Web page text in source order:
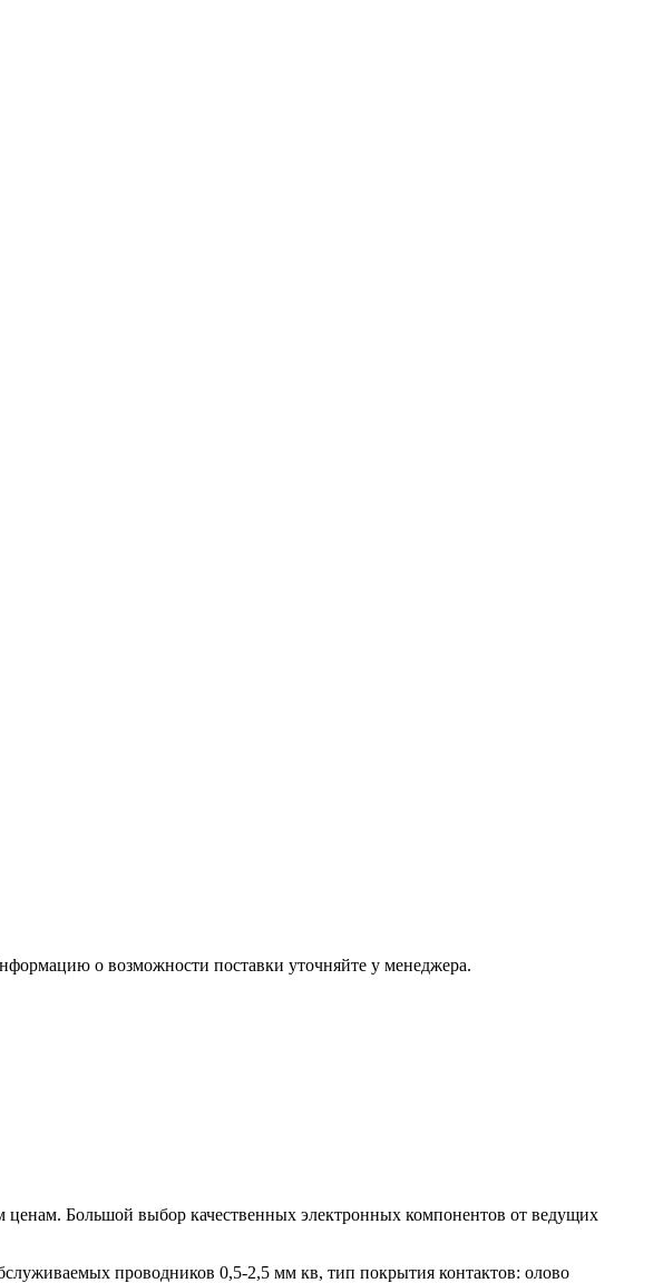
о возможности поставки уточняйте у менеджера.
Большой выбор качественных электронных компонентов от ведущих
проводников 0,5-2,5 мм кв, тип покрытия контактов: олово